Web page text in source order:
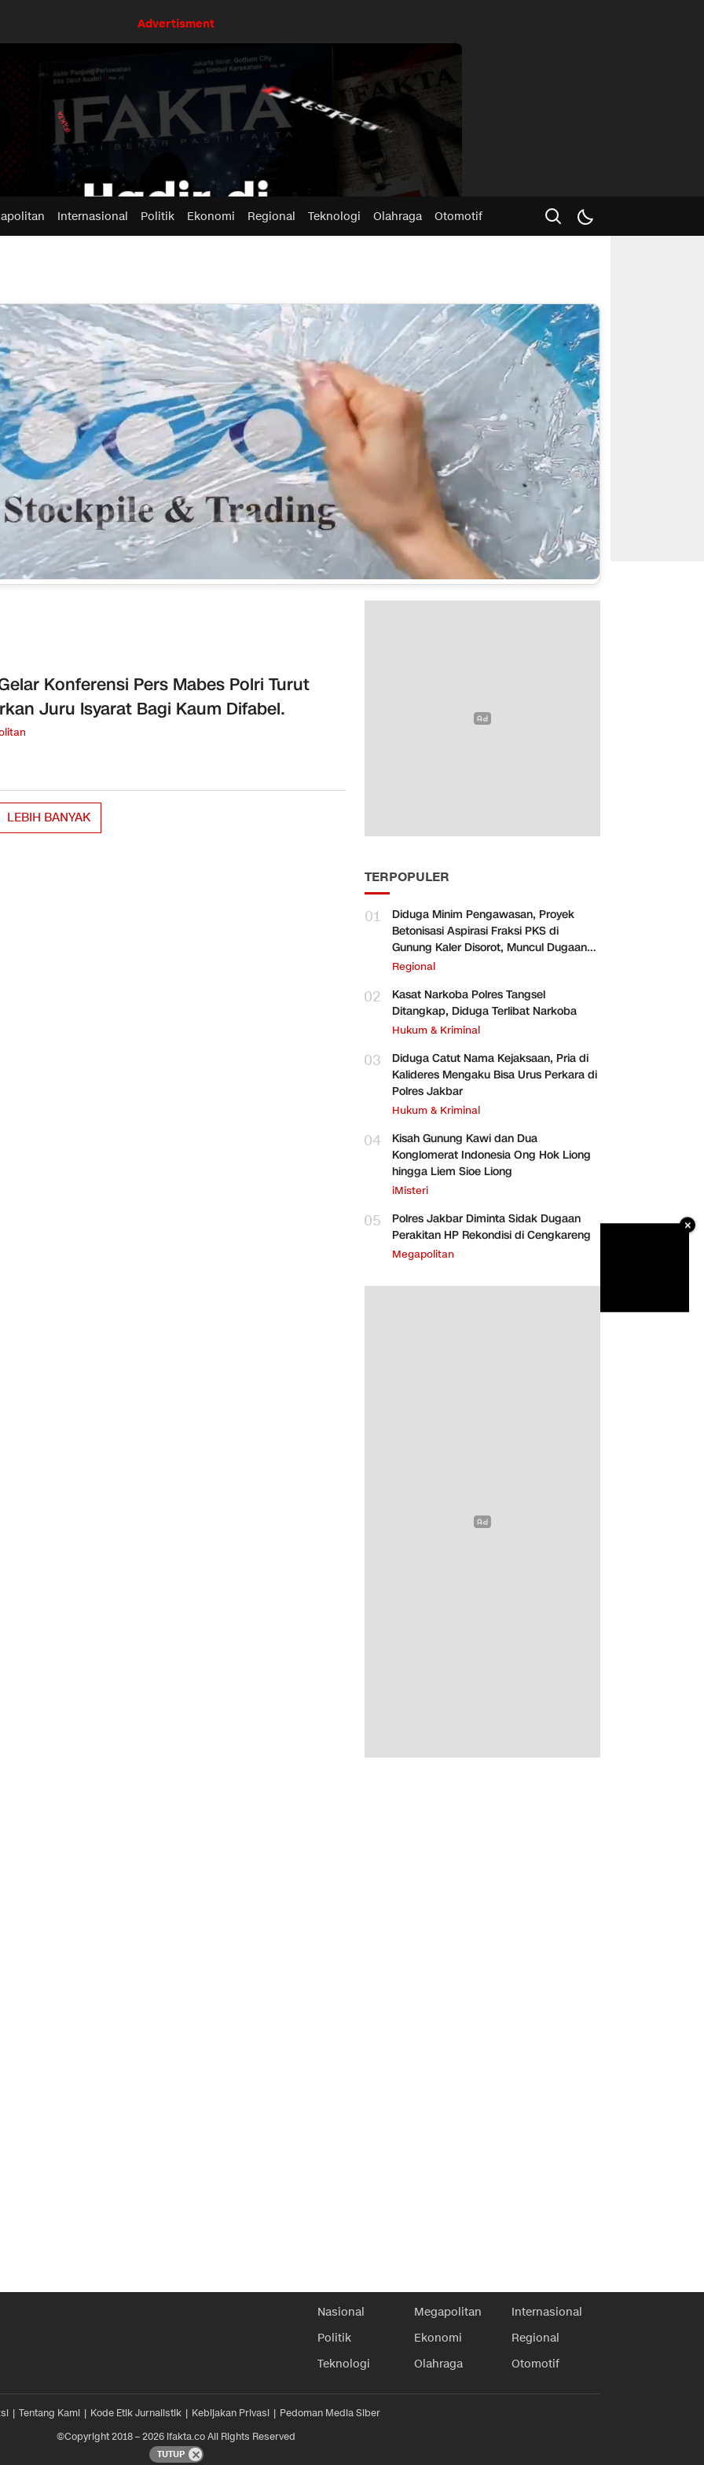
Advertisment
Internasional Politik Ekonomi Regional Teknologi Olahraga Otomotif
Konferensi Pers Mabes Polri Turut
Juru Isyarat Bagi Kaum Difabel.
LEBIH BANYAK
TERPOPULER
01
Diduga Minim Pengawasan, Proyek
Betonisasi Aspirasi Fraksi PKS di
Gunung Kaler Disorot, Muncul Dugaan
Pengurangan Volume
Regional
02
Kasat Narkoba Polres Tangsel
Ditangkap, Diduga Terlibat Narkoba
Hukum & Kriminal
03
Diduga Catut Nama Kejaksaan, Pria di
Kalideres Mengaku Bisa Urus Perkara di
Polres Jakbar
Hukum & Kriminal
04
Kisah Gunung Kawi dan Dua
Konglomerat Indonesia Ong Hok Liong
hingga Liem Sioe Liong
iMisteri
05
Polres Jakbar Diminta Sidak Dugaan
Perakitan HP Rekondisi di Cengkareng
Megapolitan
Nasional Megapolitan
Internasional
Politik
Ekonomi
Regional
Teknologi
Olahraga Otomotif
Tentang Kami Kode Etik Jurnalistik Kebijakan Privasi
Pedoman Media Siber
©Copyright 2018 – 2026 ifakta.co All Rights Reserved
TUTUP
×